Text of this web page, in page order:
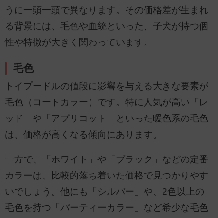
うに一頭一頭で異なります。その価格差が生まれ
る背景には、毛色や血統といった、子犬が持つ個
性や特徴が大きく関わっています。
毛色
トイプードルの値段に影響を与える大きな要素が
毛色（コートカラー）です。特に人気が高い「レ
ッド」や「アプリコット」といった暖色系の毛色
は、価格が高くなる傾向にあります。
一方で、「ホワイト」や「ブラック」などの定番
カラーは、比較的落ち着いた価格で見つかりやす
いでしょう。他にも「シルバー」や、2色以上の
毛色を持つ「パーティーカラー」など希少な毛色